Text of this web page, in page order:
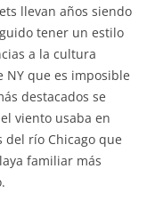
llevan años siendo
tener un estilo
a la cultura
que es imposible
destacados se
viento usaba en
del río Chicago que
familiar más